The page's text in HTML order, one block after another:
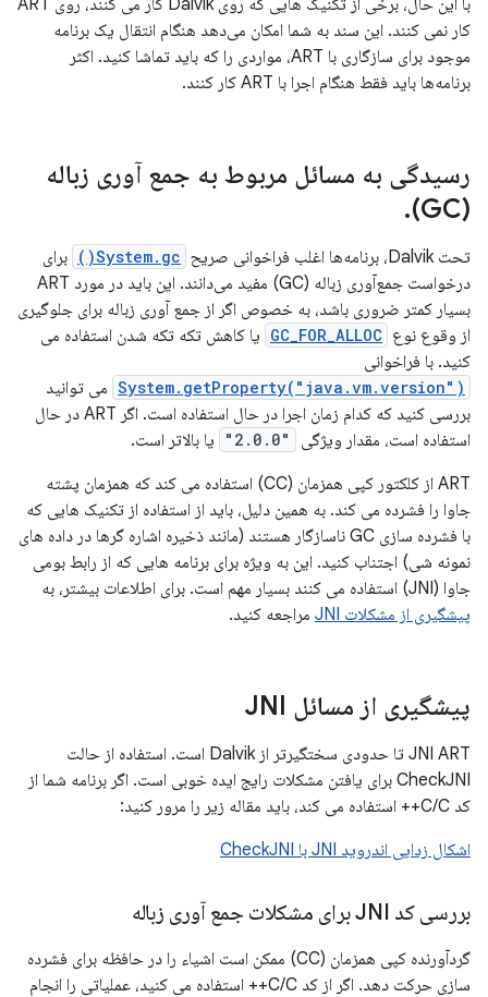
با این حال، برخی از تکنیک هایی که روی Dalvik کار می کنند، روی ART
کار نمی کنند. این سند به شما امکان می‌دهد هنگام انتقال یک برنامه
موجود برای سازگاری با ART، مواردی را که باید تماشا کنید. اکثر
برنامه‌ها باید فقط هنگام اجرا با ART کار کنند.
رسیدگی به مسائل مربوط به جمع آوری زباله
(GC)
.
تحت Dalvik، برنامه‌ها اغلب فراخوانی صریح System.gc()
برای
درخواست جمع‌آوری زباله (GC) مفید می‌دانند. این باید در مورد ART
بسیار کمتر ضروری باشد، به خصوص اگر از جمع آوری زباله برای جلوگیری
از وقوع نوع GC_FOR_ALLOC یا کاهش تکه تکه شدن استفاده می
کنید. با فراخوانی
System.getProperty("java.vm.version") می توانید
بررسی کنید که کدام زمان اجرا در حال استفاده است. اگر ART در حال
استفاده است، مقدار ویژگی
"2.0.0"
یا بالاتر است.
ART از کلکتور کپی همزمان (CC) استفاده می کند که همزمان پشته
جاوا را فشرده می کند. به همین دلیل، باید از استفاده از تکنیک هایی که
با فشرده سازی GC ناسازگار هستند (مانند ذخیره اشاره گرها در داده های
نمونه شی) اجتناب کنید. این به ویژه برای برنامه هایی که از رابط بومی
جاوا (JNI) استفاده می کنند بسیار مهم است. برای اطلاعات بیشتر، به
پیشگیری از مشکلات JNI
مراجعه کنید.
پیشگیری از مسائل JNI
JNI ART تا حدودی سختگیرتر از Dalvik است. استفاده از حالت
CheckJNI برای یافتن مشکلات رایج ایده خوبی است. اگر برنامه شما از
کد C/C++ استفاده می کند، باید مقاله زیر را مرور کنید:
اشکال زدایی اندروید JNI با CheckJNI
بررسی کد JNI برای مشکلات جمع آوری زباله
گردآورنده کپی همزمان (CC) ممکن است اشیاء را در حافظه برای فشرده
سازی حرکت دهد. اگر از کد C/C++ استفاده می کنید، عملیاتی را انجام